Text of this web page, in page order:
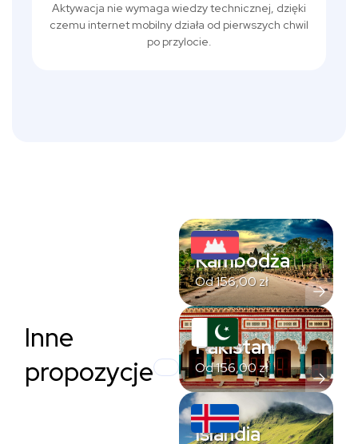
Aktywacja nie wymaga wiedzy technicznej, dzięki
czemu internet mobilny działa od pierwszych chwil
po przylocie.
Inne
propozycje
Kambodża
Od156,00zł
Pakistan
Od156,00zł
Islandia